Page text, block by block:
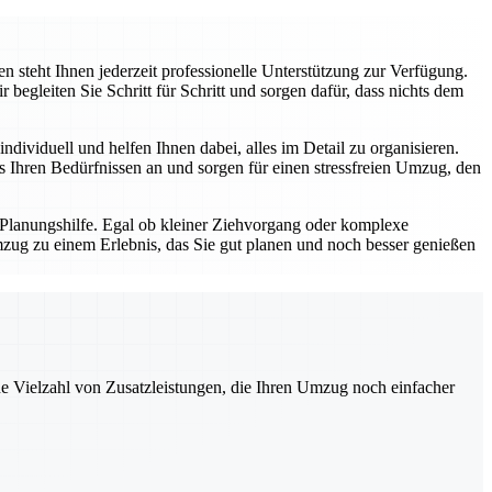
steht Ihnen jederzeit professionelle Unterstützung zur Verfügung.
Sie Schritt für Schritt und sorgen dafür, dass nichts dem
und helfen Ihnen dabei, alles im Detail zu organisieren.
Bedürfnissen an und sorgen für einen stressfreien Umzug, den
Egal ob kleiner Ziehvorgang oder komplexe
zu einem Erlebnis, das Sie gut planen und noch besser genießen
Vielzahl von Zusatzleistungen, die Ihren Umzug noch einfacher